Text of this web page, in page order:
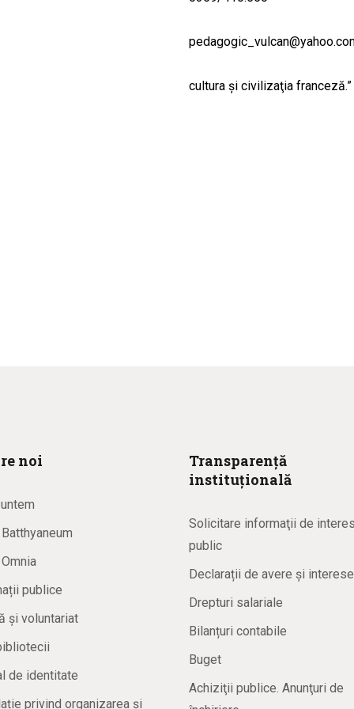
cultura şi civilizaţia franceză.”
noi
publice
și voluntariat
de identitate
privind organizarea și
Transparență
instituțională
Solicitare informaţii de
public
Declarații de avere și interese
Drepturi salariale
Bilanțuri contabile
Buget
Achiziţii publice. Anunţuri de